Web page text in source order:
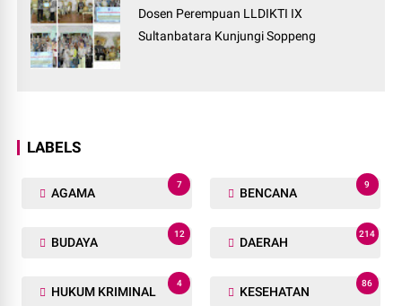
Dosen Perempuan LLDIKTI IX
Sultanbatara Kunjungi Soppeng
LABELS
AGAMA
7
BENCANA
9
BUDAYA
12
DAERAH
214
HUKUM KRIMINAL
4
KESEHATAN
86